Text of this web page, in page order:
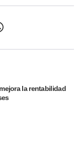
la rentabilidad